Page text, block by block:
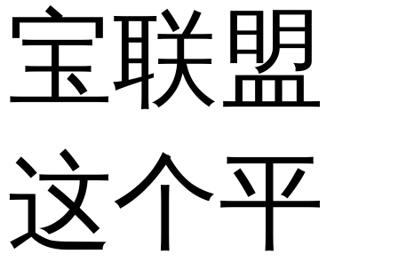
宝联盟
这个平